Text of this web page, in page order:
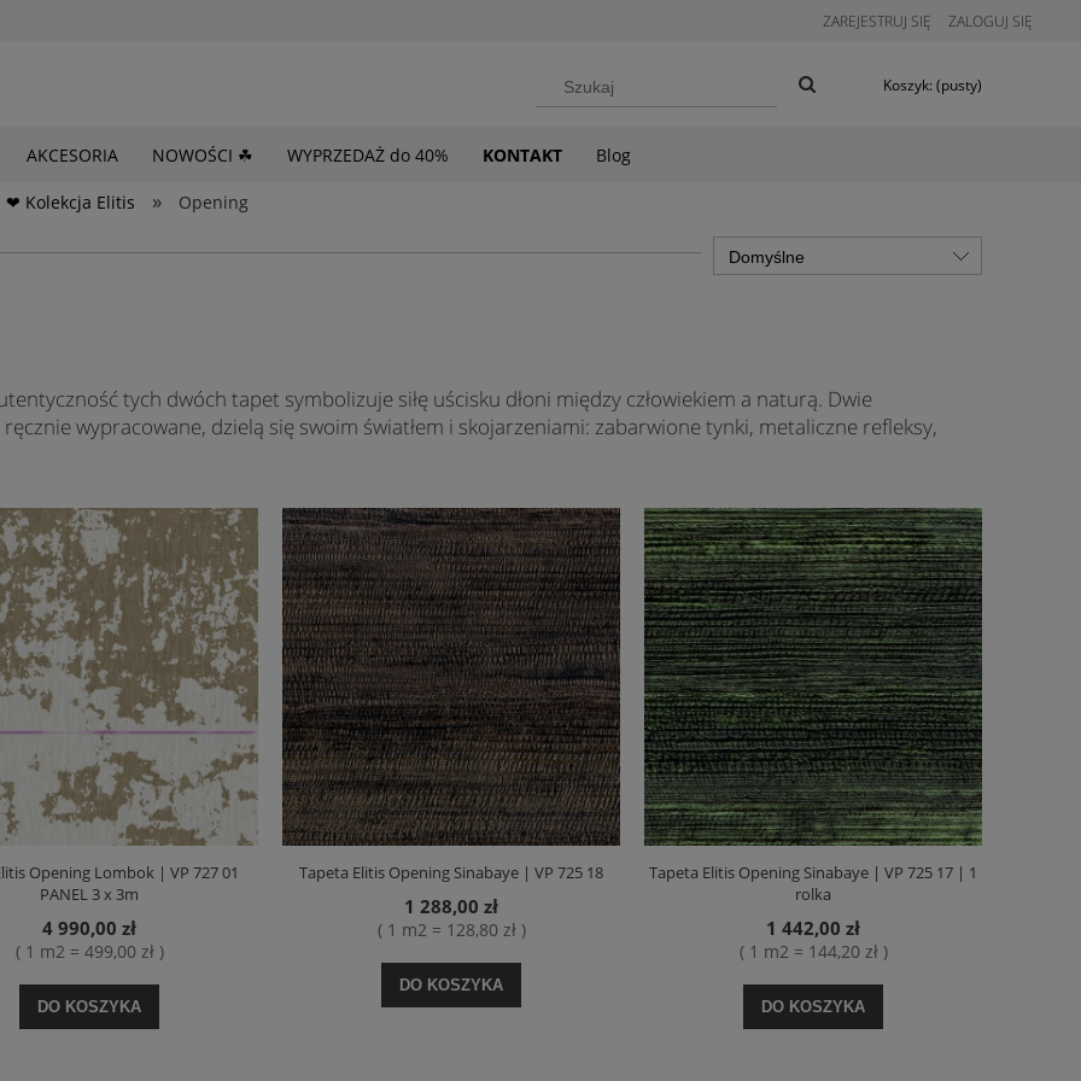
ZAREJESTRUJ SIĘ ZALOGUJ SIĘ
Koszyk: (pusty)
AKCESORIA NOWOŚCI ☘ WYPRZEDAŻ do 40% KONTAKT Blog
❤ Kolekcja Elitis » Opening
tych dwóch tapet symbolizuje siłę uścisku dłoni między człowiekiem a naturą. Dwie
wypracowane, dzielą się swoim światłem i skojarzeniami: zabarwione tynki, metaliczne refleksy,
Opening Lombok | VP 727 01
PANEL 3 x 3m
4 990,00 zł
( 1 m2 = 499,00 zł )
DO KOSZYKA
Tapeta Elitis Opening Sinabaye | VP 725 18
1 288,00 zł
( 1 m2 = 128,80 zł )
DO KOSZYKA
Tapeta Elitis Opening Sinabaye | VP 725 17 | 1
rolka
1 442,00 zł
( 1 m2 = 144,20 zł )
DO KOSZYKA